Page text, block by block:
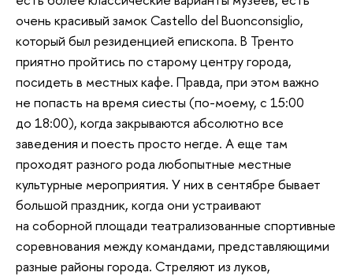
очень красивый замок Castello del Buonconsiglio,
который был резиденцией епископа. В Тренто
приятно пройтись по старому центру города,
посидеть в местных кафе. Правда, при этом важно
не попасть на время сиесты (по-моему, с 15:00
до 18:00), когда закрываются абсолютно все
заведения и поесть просто негде. А еще там
проходят разного рода любопытные местные
культурные мероприятия. У них в сентябре бывает
большой праздник, когда они устраивают
на соборной площади театрализованные спортивные
соревнования между командами, представляющими
разные районы города. Стреляют из луков,